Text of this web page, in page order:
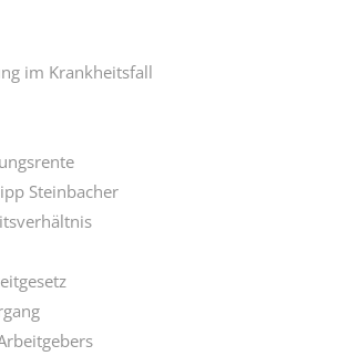
im Krankheitsfall
Steinbacher